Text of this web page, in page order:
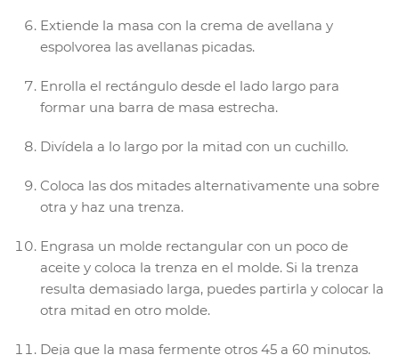
Extiende la masa con la crema de avellana y
espolvorea las avellanas picadas.
Enrolla el rectángulo desde el lado largo para
formar una barra de masa estrecha.
Divídela a lo largo por la mitad con un cuchillo.
Coloca las dos mitades alternativamente una sobre
otra y haz una trenza.
Engrasa un molde rectangular con un poco de
aceite y coloca la trenza en el molde. Si la trenza
resulta demasiado larga, puedes partirla y colocar la
otra mitad en otro molde.
Deja que la masa fermente otros 45 a 60 minutos.